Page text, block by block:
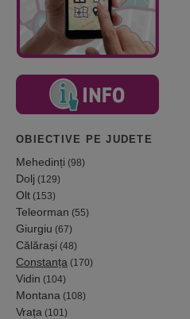
OBIECTIVE PE JUDETE
Mehedinți (98)
Dolj (129)
Olt (153)
Teleorman (55)
Giurgiu (67)
Călărași (48)
Constanța (170)
Vidin (104)
Montana (108)
Vrața (101)